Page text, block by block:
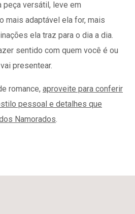
peça versátil, leve em
mais adaptável ela for, mais
ela traz para o dia a dia.
sentido com quem você é ou
presentear.
romance, aproveite para conferir
pessoal e detalhes que
Namorados.